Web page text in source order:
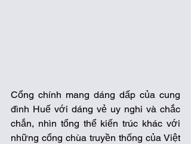
Cổng chính mang dáng dấp của cung
đình Huế với dáng vẻ uy nghi và chắc
chắn, nhìn tổng thể kiến trúc khác với
những cổng chùa truyền thống của Việt